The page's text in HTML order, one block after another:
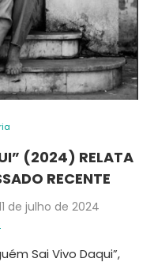
(2024) RELATA
RECENTE
de julho de 2024
Sai Vivo Daqui”,